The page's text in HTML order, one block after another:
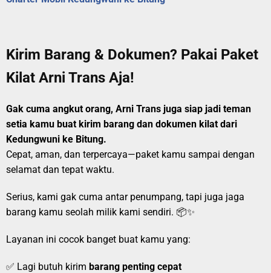
Kirim Barang & Dokumen? Pakai Paket
Kilat Arni Trans Aja!
Gak cuma angkut orang, Arni Trans juga siap jadi teman
setia kamu buat kirim barang dan dokumen kilat dari
Kedungwuni ke Bitung.
Cepat, aman, dan terpercaya—paket kamu sampai dengan
selamat dan tepat waktu.
Serius, kami gak cuma antar penumpang, tapi juga jaga
barang kamu seolah milik kami sendiri. 📦✨
Layanan ini cocok banget buat kamu yang:
✅ Lagi butuh kirim barang penting cepat